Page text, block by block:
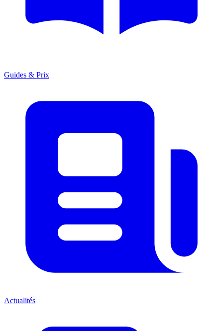
Guides & Prix
Actualités